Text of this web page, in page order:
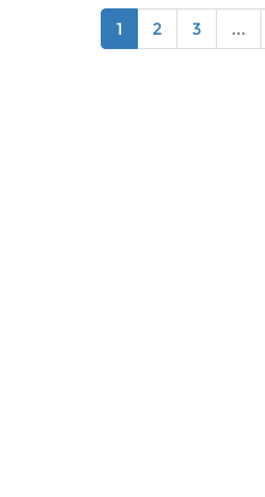
1 2 3 ...